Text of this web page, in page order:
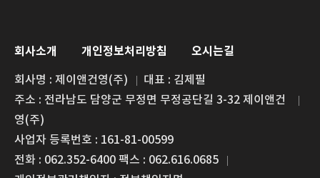
회사소개 개인정보처리방침 오시는길
회사명 : 제이앤건영(주)
대표 : 김제필
주소 : 전라남도 담양군 무정면 무정공단길 3-32 제이앤건
영(주)
사업자 등록번호 : 161-81-00599
전화 : 062.352-6400 팩스 : 062.616.0685